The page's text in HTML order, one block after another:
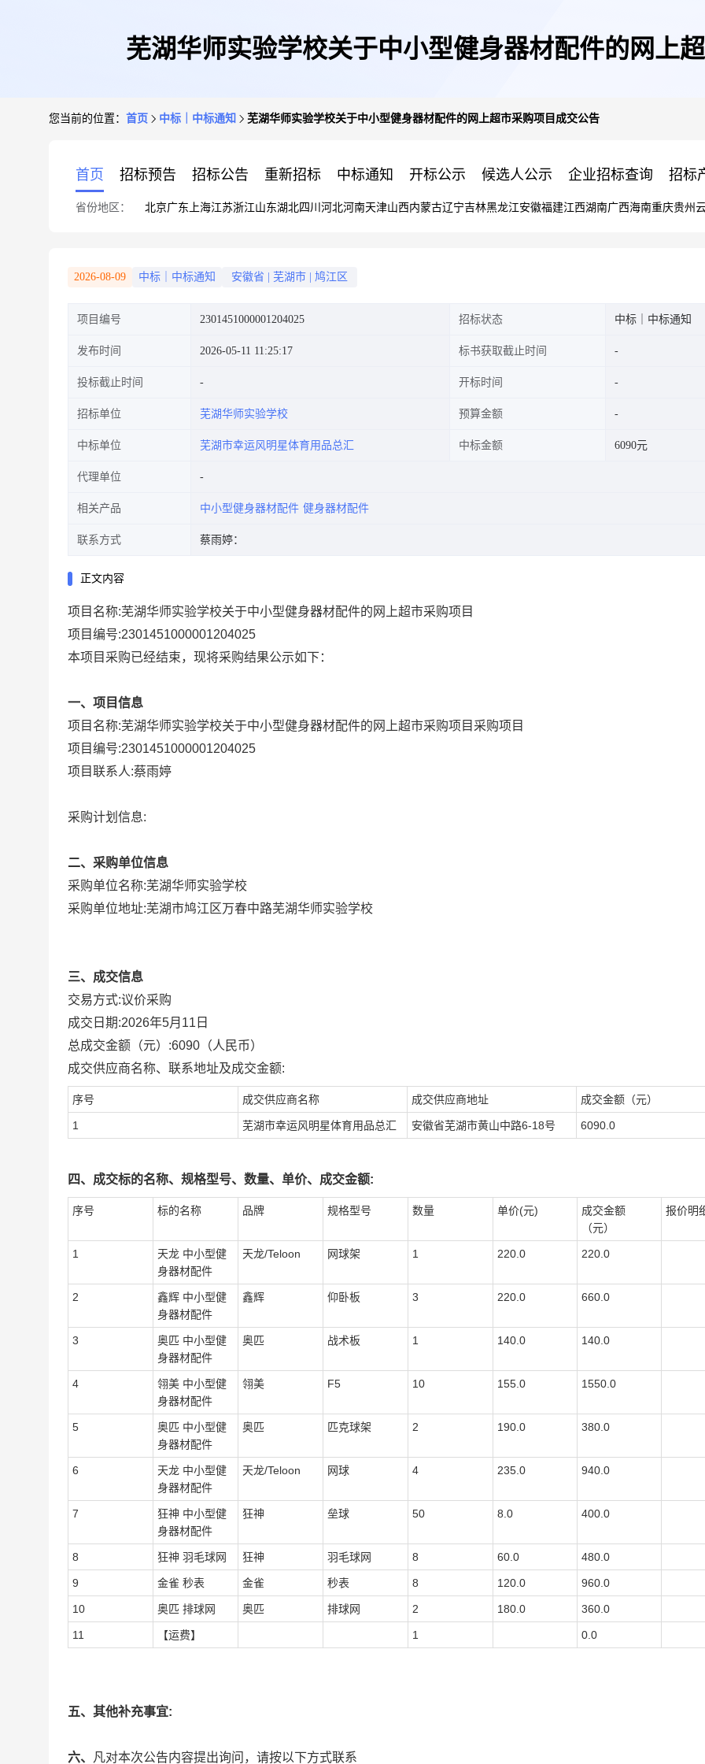
芜湖华师实验学校关于中小型健身器材配件的网上
您当前的位置： 首页 中标｜中标通知 芜湖华师实验学校关于中小型健身器材配件的网上超市采购项目成交公告
首页 招标预告 招标公告 重新招标 中标通知 开标公示 候选人公示 企业招标查询 招标
省份地区： 北京广东 上海江苏浙江山东湖北四川 河北河南天津山西内蒙古辽宁吉林黑龙江安徽福建江西湖南广西海南重庆贵州
2026-08-09 中标｜中标通知 安徽省 芜湖市 鸠江区
项目编号 2301451000001204025 招标状态 中标｜中标通知
发布时间 2026-05-11 11:25:17 标书获取截止时间
投标截止时间 开标时间
招标单位 芜湖华师实验学校 预算金额
中标单位 芜湖市幸运风明星体育用品总汇 中标金额 6090元
代理单位
相关产品 中小型健身器材配件 健身器材配件
联系方式 蔡雨婷：
正文内容
项目名称:芜湖华师实验学校关于中小型健身器材配件的网上超市采购项目
项目编号:2301451000001204025
本项目采购已经结束，现将采购结果公示如下：
一、项目信息
项目名称:芜湖华师实验学校关于中小型健身器材配件的网上超市采购项目 采购项目
项目编号:2301451000001204025
项目联系人:蔡雨婷
采购计划信息:
二、采购单位信息
采购单位名称:芜湖华师实验学校
采购单位地址:芜湖市鸠江区万春中路芜湖华师实验学校
三、成交信息
交易方式:议价采购
成交日期:2026年5月11日
总成交金额（元）:6090 （人民币）
成交供应商名称、联系地址及成交金额:
序号 成交供应商名称 成交供应商地址 成交金额（元）
1 芜湖市幸运风明星体育用品总汇 安徽省芜湖市黄山中路6-18号 6090.0
四、成交标的名称、规格型号、数量、单价、成交金额:
序号 标的名称 品牌 规格型号 数量 单价(元)
成交金额
（元）
报价明
1
天龙 中小型健
身器材配件
天龙/Teloon 网球架 1 220.0 220.0
2
鑫辉 中小型健
身器材配件
鑫辉 仰卧板 3 220.0 660.0
3
奥匹 中小型健
身器材配件
奥匹 战术板 1 140.0 140.0
4
翎美 中小型健
身器材配件
翎美 F5 10 155.0 1550.0
5
奥匹 中小型健
身器材配件
奥匹 匹克球架 2 190.0 380.0
6
天龙 中小型健
身器材配件
天龙/Teloon 网球 4 235.0 940.0
7
狂神 中小型健
身器材配件
狂神 垒球 50 8.0 400.0
8 狂神 羽毛球网 狂神 羽毛球网 8 60.0 480.0
9 金雀 秒表 金雀 秒表 8 120.0 960.0
10 奥匹 排球网 奥匹 排球网 2 180.0 360.0
11 【运费】 1 0.0
五、其他补充事宜:
六、 凡对本次公告内容提出询问，请按以下方式联系